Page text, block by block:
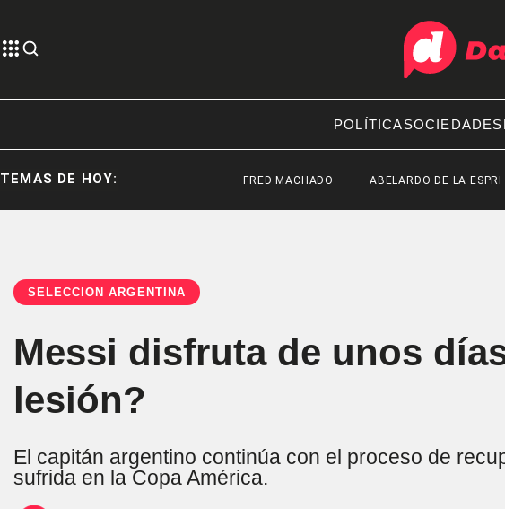
POLÍTICASOCIEDAD
TEMAS DE HOY: FRED MACHADO ABELARDO DE LA ESPRIELLA
SELECCIÓN ARGENTINA
Messi disfruta de unos
lesión?
El capitán argentino continúa con el proceso de
sufrida en la Copa América.